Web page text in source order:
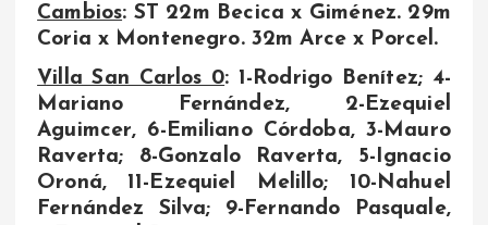
Cambios: ST 22m Becica x Giménez. 29m
Coria x Montenegro. 32m Arce x Porcel.
Villa San Carlos 0: 1-Rodrigo Benítez; 4-
Mariano Fernández, 2-Ezequiel
Aguimcer, 6-Emiliano Córdoba, 3-Mauro
Raverta; 8-Gonzalo Raverta, 5-Ignacio
Oroná, 11-Ezequiel Melillo; 10-Nahuel
Fernández Silva; 9-Fernando Pasquale,